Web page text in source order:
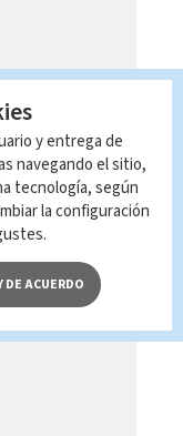
de
y entrega de
navegando el sitio,
tecnología, según
la configuración
DE ACUERDO